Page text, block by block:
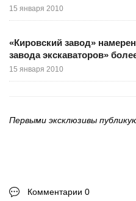
15 января 2010
«Кировский завод»
завода экскаваторов»
15 января 2010
Первыми эксклюзивы
Комментарии 0